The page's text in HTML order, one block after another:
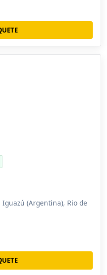
(Argentina), Rio de